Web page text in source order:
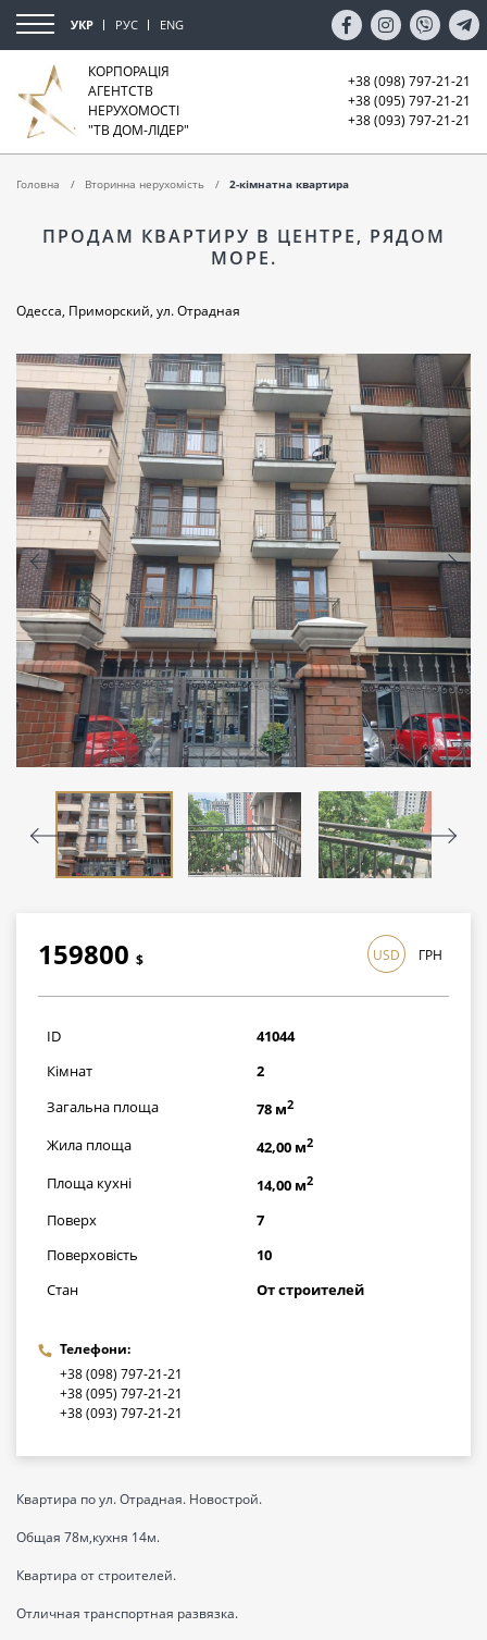
УКР РУС ENG
КОРПОРАЦІЯ
АГЕНТСТВ
НЕРУХОМОСТІ
"ТВ ДОМ-ЛІДЕР"
+38 (098) 797-21-21
+38 (095) 797-21-21
+38 (093) 797-21-21
Головна Вторинна нерухомість 2-кімнатна квартира
ПРОДАМ КВАРТИРУ В ЦЕНТРЕ, РЯДОМ
МОРЕ.
Одесса, Приморский, ул. Отрадная
159800 $
4634200грн
USD ГРН
ID
41044
Кімнат
2
Загальна площа
78 м2
Жила площа 42,00 м2
Площа кухні 14,00 м2
Поверх
7
Поверховість
10
Стан
От строителей
Телефони:
+38 (098) 797-21-21
+38 (095) 797-21-21
+38 (093) 797-21-21
Квартира по ул. Отрадная. Новострой.
Общая 78м,кухня 14м.
Квартира от строителей.
Отличная транспортная развязка.